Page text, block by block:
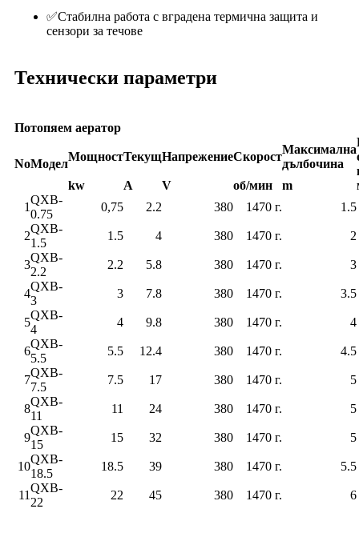
✅Стабилна работа с вградена термична защита и
сензори за течове
Технически параметри
Потопяем аератор
NoМодел
МощностТекущНапрежениеСкорост
Максимална
дълбочина
kw
A V об/мин m
1
QXB-
0.75
0,75 2.2 380 1470 г. 1.5
2
QXB-
1.5
1.5 4 380 1470 г. 2
3
QXB-
2.2
2.2 5.8 380 1470 г. 3
4
QXB-
3
3 7.8 380 1470 г. 3.5
5
QXB-
4
4 9.8 380 1470 г. 4
6
QXB-
5.5
5.5 12.4 380 1470 г. 4.5
7
QXB-
7.5
7.5 17 380 1470 г. 5
8
QXB-
11
11 24 380 1470 г. 5
9
QXB-
15
15 32 380 1470 г. 5
10
QXB-
18.5
18.5 39 380 1470 г. 5.5
11
QXB-
22
22 45 380 1470 г. 6